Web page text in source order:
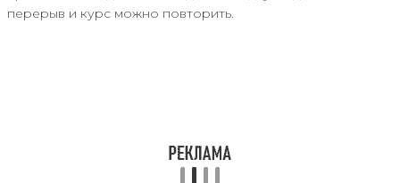
перерыв и курс можно повторить.